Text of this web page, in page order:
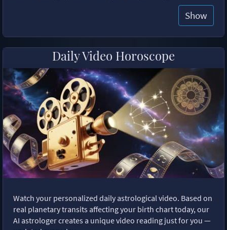
Show
Daily Video Horoscope
Watch your personalized daily astrological video. Based on
real planetary transits affecting your birth chart today, our
AI astrologer creates a unique video reading just for you —